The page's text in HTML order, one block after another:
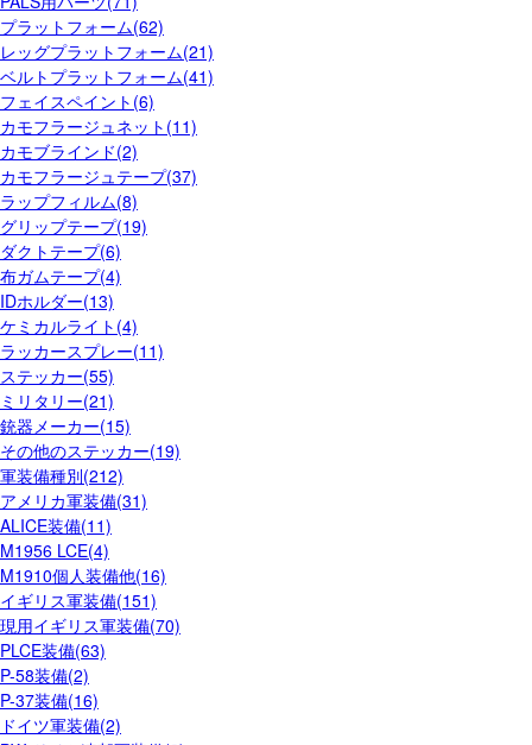
プラットフォーム(62)
レッグプラットフォーム(21)
ベルトプラットフォーム(41)
フェイスペイント(6)
カモフラージュネット(11)
カモブラインド(2)
カモフラージュテープ(37)
ラップフィルム(8)
グリップテープ(19)
ダクトテープ(6)
布ガムテープ(4)
IDホルダー(13)
ケミカルライト(4)
ラッカースプレー(11)
ステッカー(55)
ミリタリー(21)
銃器メーカー(15)
その他のステッカー(19)
軍装備種別(212)
アメリカ軍装備(31)
ALICE装備(11)
M1956 LCE(4)
M1910個人装備他(16)
イギリス軍装備(151)
現用イギリス軍装備(70)
PLCE装備(63)
P-58装備(2)
P-37装備(16)
ドイツ軍装備(2)